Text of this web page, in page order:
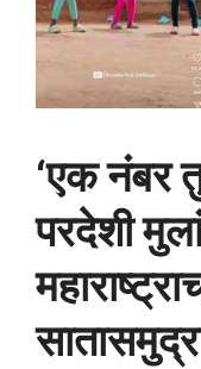
‘एक नंबर
परदेशी